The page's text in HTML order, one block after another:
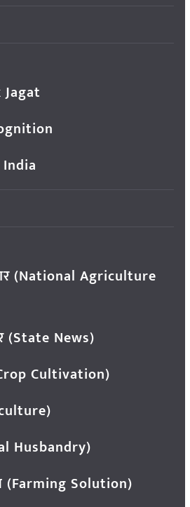
(National Agriculture
(State News)
Cultivation)
Husbandry)
(Farming Solution)